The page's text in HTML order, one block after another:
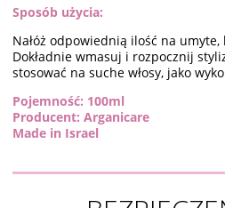
Sposób użycia:
Nałóż odpowiednią ilość na umyte,
Dokładnie wmasuj i rozpocznij
stosować na suche włosy, jako
Pojemność: 100ml
Producent: Arganicare
Made in Israel